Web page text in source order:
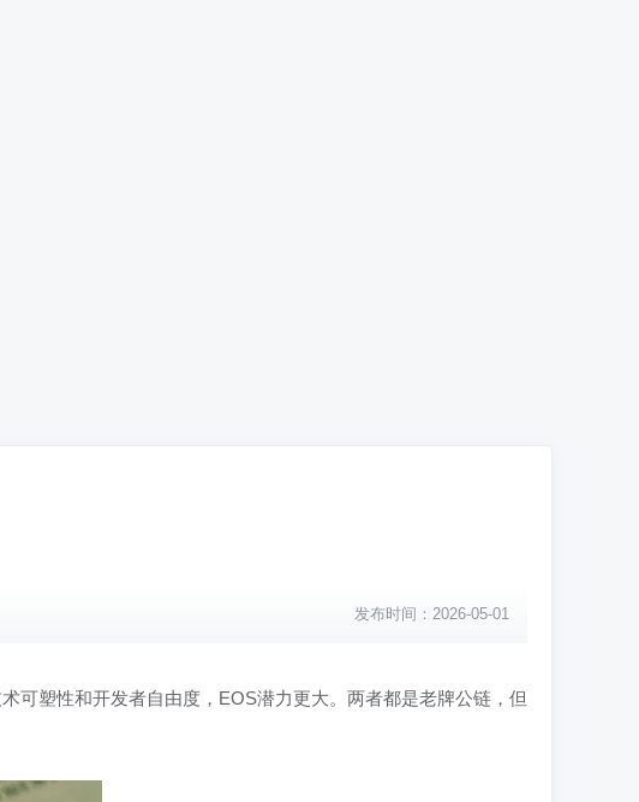
发布时间：2026-05-01
可塑性和开发者自由度，EOS潜力更大。两者都是老牌公链，但